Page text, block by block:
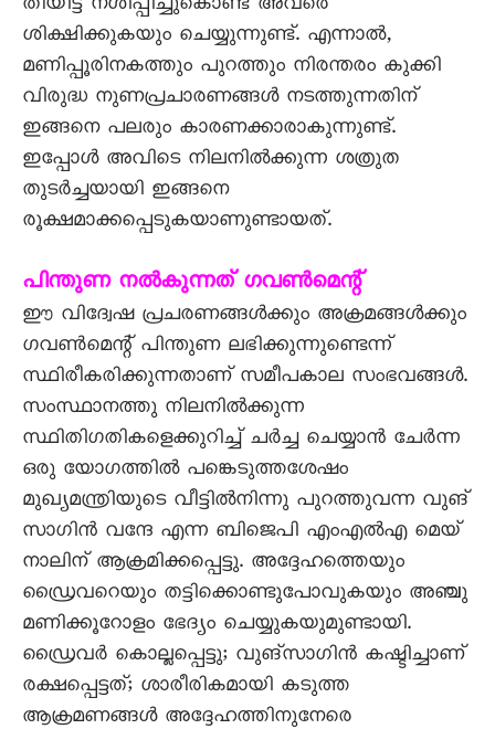
ശിക്ഷിക്കുകയും ചെയ്യുന്നുണ്ട്. എന്നാൽ,
മണിപ്പൂരിനകത്തും പുറത്തും നിരന്തരം കുക്കി
വിരുദ്ധ നുണപ്രചാരണങ്ങൾ നടത്തുന്നതിന്
ഇങ്ങനെ പലരും കാരണക്കാരാകുന്നുണ്ട്.
ഇപ്പോൾ അവിടെ നിലനിൽക്കുന്ന ശത്രുത
തുടർച്ചയായി ഇങ്ങനെ
രൂക്ഷമാക്കപ്പെടുകയാണുണ്ടായത്.
പിന്തുണ നൽകുന്നത് ഗവൺമെന്റ്
ഈ വിദ്വേഷ പ്രചരണങ്ങൾക്കും അക്രമങ്ങൾക്കും
ഗവൺമെന്റ് പിന്തുണ ലഭിക്കുന്നുണ്ടെന്ന്
സ്ഥിരീകരിക്കുന്നതാണ് സമീപകാല സംഭവങ്ങൾ.
സംസ്ഥാനത്തു നിലനിൽക്കുന്ന
സ്ഥിതിഗതികളെക്കുറിച്ച് ചർച്ച ചെയ്യാൻ ചേർന്ന
ഒരു യോഗത്തിൽ പങ്കെടുത്തശേഷം
മുഖ്യമന്ത്രിയുടെ വീട്ടിൽനിന്നു പുറത്തുവന്ന വുങ്
സാഗിൻ വന്ദേ എന്ന ബിജെപി എംഎൽഎ മെയ്
നാലിന് ആക്രമിക്കപ്പെട്ടു. അദ്ദേഹത്തെയും
ഡ്രൈവറെയും തട്ടിക്കൊണ്ടുപോവുകയും അഞ്ചു
മണിക്കൂറോളം ഭേദ്യം ചെയ്യുകയുമുണ്ടായി.
ഡ്രൈവർ കൊല്ലപ്പെട്ടു; വുങ‍്സാഗിൻ കഷ്ടിച്ചാണ്
രക്ഷപ്പെട്ടത്; ശാരീരികമായി കടുത്ത
ആക്രമണങ്ങൾ അദ്ദേഹത്തിനുനേരെ